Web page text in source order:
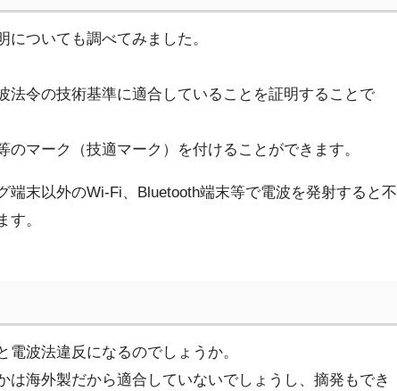
ついても調べてみました。
法令の技術基準に適合していることを証明することで
マーク（技適マーク）を付けることができます。
端末以外のWi-Fi、Bluetooth端末等で電波を発射すると不
。
波法違反になるのでしょうか。
は海外製だから適合していないでしょうし、摘発もでき